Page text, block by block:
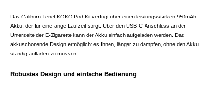
Das Caliburn Tenet KOKO Pod Kit verfügt über einen leistungsstarken 950mAh-
Akku, der für eine lange Laufzeit sorgt. Über den USB-C-Anschluss an der
Unterseite der E-Zigarette kann der Akku einfach aufgeladen werden. Das
akkuschonende Design ermöglicht es Ihnen, länger zu dampfen, ohne den Akku
ständig aufladen zu müssen.
Robustes Design und einfache Bedienung